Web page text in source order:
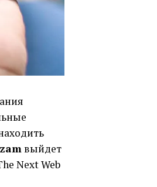
выйдет
Next Web